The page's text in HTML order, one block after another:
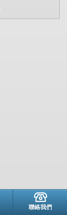
聯絡我們